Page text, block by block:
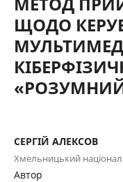
ЩОДО
СЕРГІЙ АЛЕКСОВ
Хмельницький
Автор